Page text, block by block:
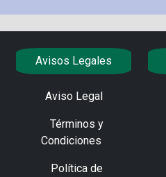
Avisos Legales
Aviso Legal
Términos y
Condiciones
Política de